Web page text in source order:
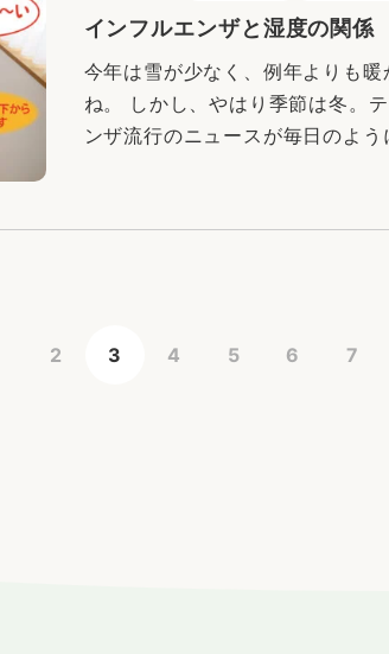
インフルエンザと湿度の関係
今年は雪が少なく、例年よりも暖
ね。 しかし、やはり季節は冬。
ンザ流行のニュースが毎日のよう
2 3 4 5 6 7